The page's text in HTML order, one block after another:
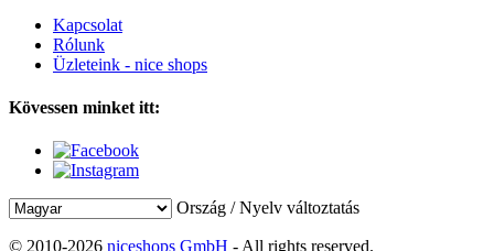
Kapcsolat
Rólunk
Üzleteink - nice shops
Kövessen minket itt:
Ország / Nyelv változtatás
© 2010-2026 niceshops GmbH - All rights reserved.